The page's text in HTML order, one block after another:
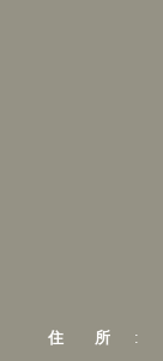
住 所 :